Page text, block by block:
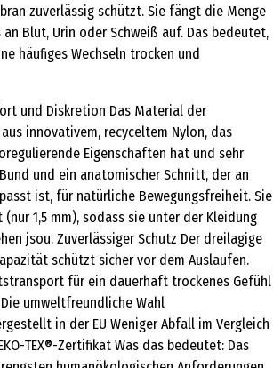
zuverlässig schützt. Sie fängt die Menge
Blut, Urin oder Schweiß auf. Das bedeutet,
häufiges Wechseln trocken und
und Diskretion Das Material der
innovativem, recyceltem Nylon, das
Eigenschaften hat und sehr
und ein anatomischer Schnitt, der an
ist, für natürliche Bewegungsfreiheit. Sie
1,5 mm), sodass sie unter der Kleidung
jsou. Zuverlässiger Schutz Der dreilagige
schützt sicher vor dem Auslaufen.
für ein dauerhaft trockenes Gefühl
umweltfreundliche Wahl
in der EU Weniger Abfall im Vergleich
TEX®-Zertifikat Was das bedeutet: Das